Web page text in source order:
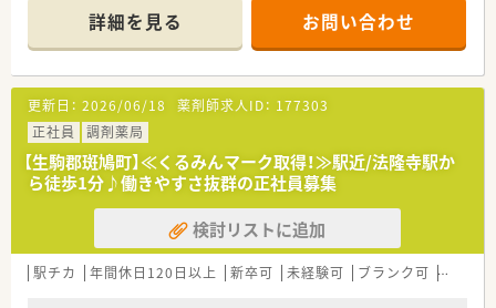
■ボトムアップを大切にする会社です。在宅推進チームや学会
発表チーム、マニュアルチームなど手上げ式で有志を募り、やり
たい仕事をしてもらいながら社内を活気付けたいという考えで
す。
■ライフワークバランスも重視されており、有休取得率100％、
育休取得・復帰率100％、平均残業時間7ｈ/月、離職率5％など従
業員満足度は非常に高いです。
■ボトムアップ・地域連携・ライフワークバランスを実現してい
る結果、「優良企業ガイド 2018」にて奈良県1位を獲得！
詳細を見る お問い合わせ
更新日： 2026/06/18 薬剤師求人ID： 177303
正社員
調剤薬局
【生駒郡斑鳩町】≪くるみんマーク取得！≫駅近/法隆寺駅か
ら徒歩1分♪働きやすさ抜群の正社員募集
検討リストに追加
駅チカ 年間休日120日以上 新卒可 未経験可 ブランク可 車通勤